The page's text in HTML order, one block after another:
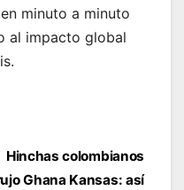
minuto a minuto
al impacto global
Hinchas colombianos
Ghana Kansas: así